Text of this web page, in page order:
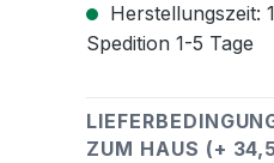
Herstellungszeit:
Spedition 1-5 Tage
ZUM HAUS (+